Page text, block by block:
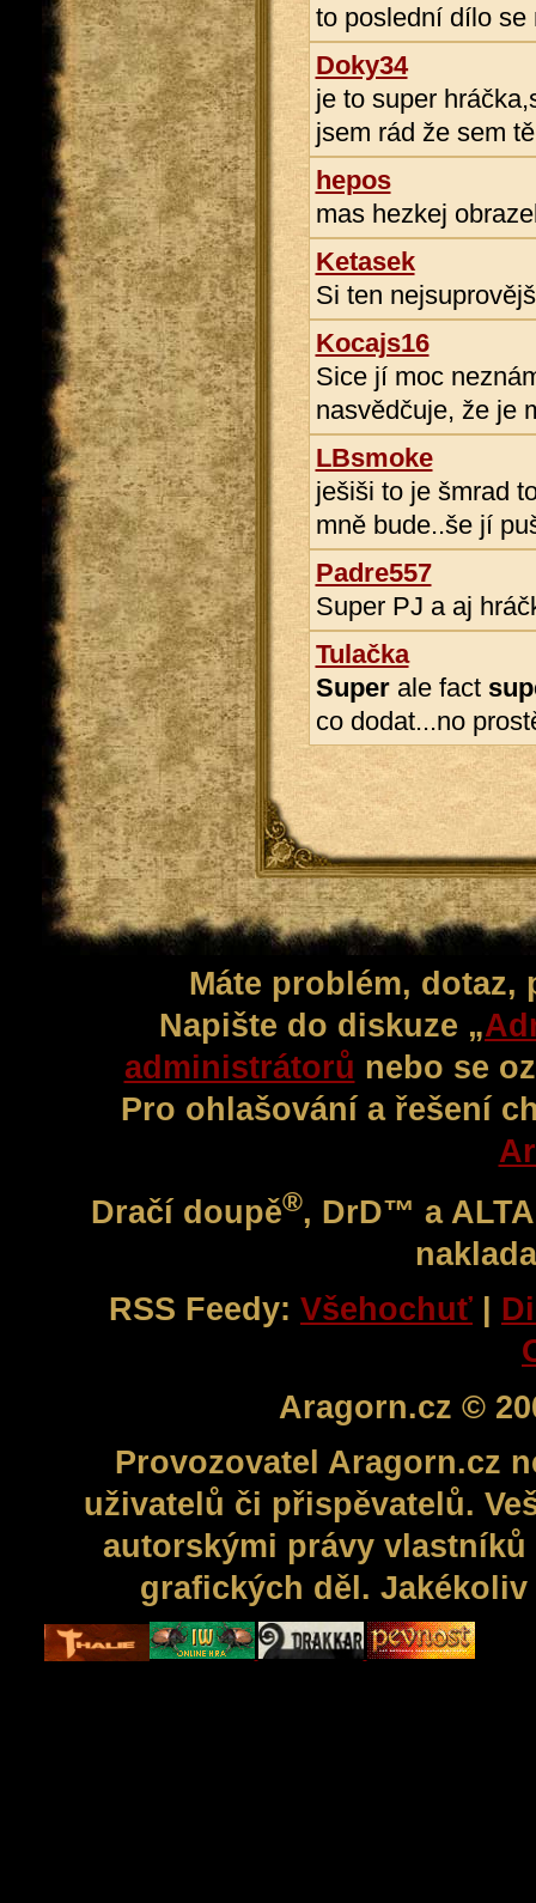
to poslední dílo se
Doky34
je to super
jsem rád že sem
hepos
mas hezkej
Ketasek
Si ten
Kocajs16
Sice jí moc
nasvědčuje, že je
LBsmoke
ješiši to je šmrad
mně bude..še jí
Padre557
Super PJ a aj
Tulačka
Superale fact
co dodat...no
Máte problém,
Napište do diskuze „
administrátorů nebo se
Pro ohlašování a řešení
Dračí doupě®, DrD™ a
RSS Feedy: Všehochuť
Aragorn.cz ©
Provozovatel Aragorn.cz
uživatelů či přispěvatelů.
autorskými právy
grafických děl.